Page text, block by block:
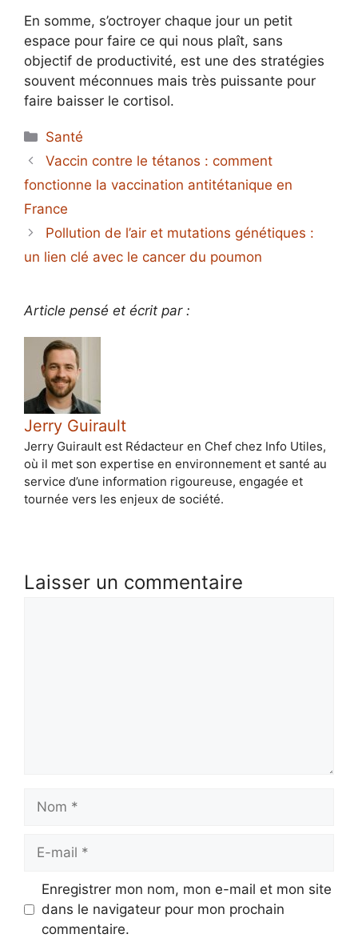
En somme, s’octroyer chaque jour un petit
espace pour faire ce qui nous plaît, sans
objectif de productivité, est une des stratégies
souvent méconnues mais très puissante pour
faire baisser le cortisol.
Catégories
Santé
Vaccin contre le tétanos : comment
fonctionne la vaccination antitétanique en
France
Pollution de l’air et mutations génétiques :
un lien clé avec le cancer du poumon
Article pensé et écrit par :
Jerry Guirault
Jerry Guirault est Rédacteur en Chef chez Info Utiles,
où il met son expertise en environnement et santé au
service d’une information rigoureuse, engagée et
tournée vers les enjeux de société.
Laisser un commentaire
Nom
Enregistrer mon nom, mon e-mail et mon site
dans le navigateur pour mon prochain
commentaire.